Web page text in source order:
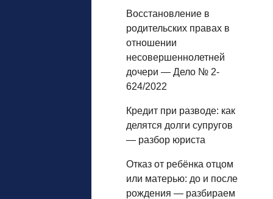
Восстановление в
родительских правах в
отношении
несовершеннолетней
дочери — Дело № 2-
624/2022
Кредит при разводе: как
делятся долги супругов
— разбор юриста
Отказ от ребёнка отцом
или матерью: до и после
рождения — разбираем